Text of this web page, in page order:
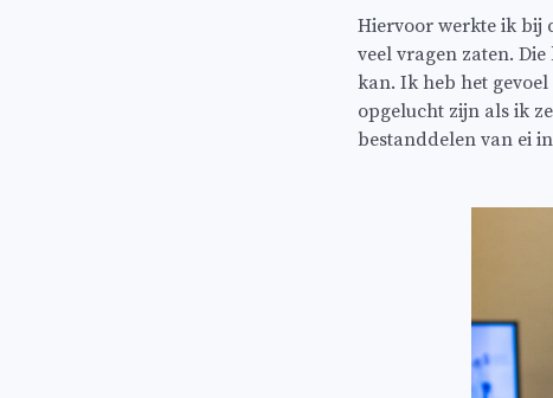
Hiervoor werkte ik bij
veel vragen zaten.
kan. Ik heb het
opgelucht zijn als ik
bestanddelen van ei